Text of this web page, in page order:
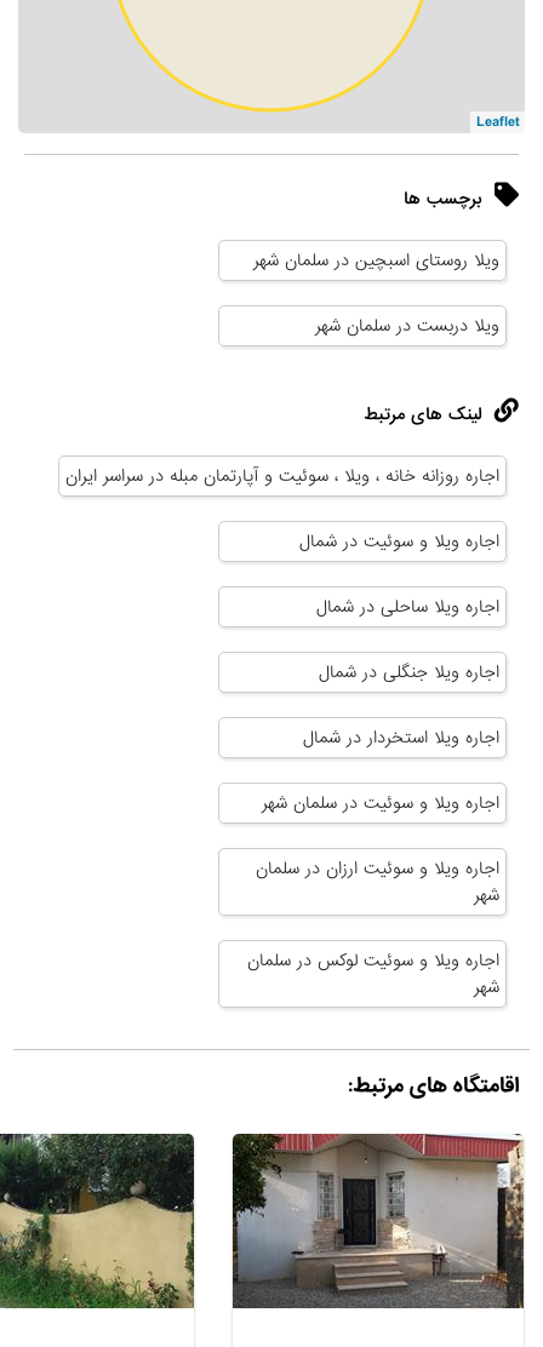
Leaflet
برچسب ها
ویلا روستای اسبچین در سلمان شهر
ویلا دربست در سلمان شهر
لینک های مرتبط
اجاره روزانه خانه ، ویلا ، سوئیت و آپارتمان مبله در سراسر ایران
اجاره ویلا و سوئیت در شمال
اجاره ویلا ساحلی در شمال
اجاره ویلا جنگلی در شمال
اجاره ویلا استخردار در شمال
اجاره ویلا و سوئیت در سلمان شهر
اجاره ویلا و سوئیت ارزان در سلمان
شهر
اجاره ویلا و سوئیت لوکس در سلمان
شهر
اقامتگاه های مرتبط: